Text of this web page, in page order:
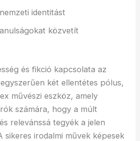
identitást
közvetít
és fikció kapcsolata az
két ellentétes pólus,
művészi eszköz, amely
számára, hogy a múlt
relevánssá tegyék a jelen
sikeres irodalmi művek képesek